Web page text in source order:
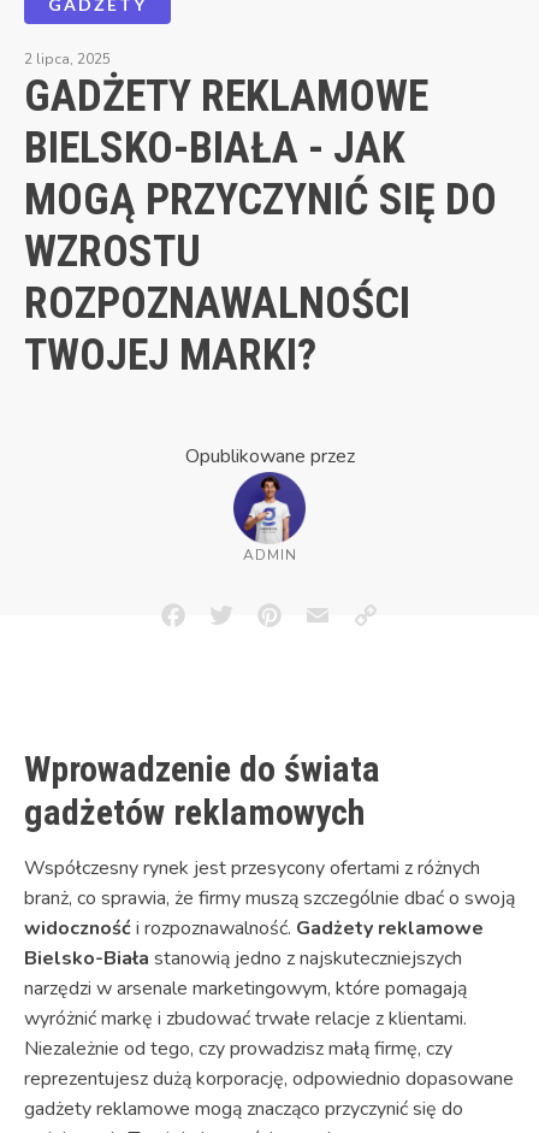
2 lipca, 2025
GADŻETY REKLAMOWE
BIELSKO-BIAŁA - JAK
MOGĄ PRZYCZYNIĆ SIĘ DO
WZROSTU
ROZPOZNAWALNOŚCI
TWOJEJ MARKI?
Opublikowane przez
ADMIN
FacebookTwitterPinterestEmailCopy
Wprowadzenie do świata
gadżetów reklamowych
Współczesny rynek jest przesycony ofertami z różnych
branż, co sprawia, że firmy muszą szczególnie dbać o swoją
widocznośći rozpoznawalność. Gadżety reklamowe
Bielsko-Biała stanowią jedno z najskuteczniejszych
narzędzi w arsenale marketingowym, które pomagają
wyróżnić markę i zbudować trwałe relacje z klientami.
Niezależnie od tego, czy prowadzisz małą firmę, czy
reprezentujesz dużą korporację, odpowiednio dopasowane
gadżety reklamowe mogą znacząco przyczynić się do